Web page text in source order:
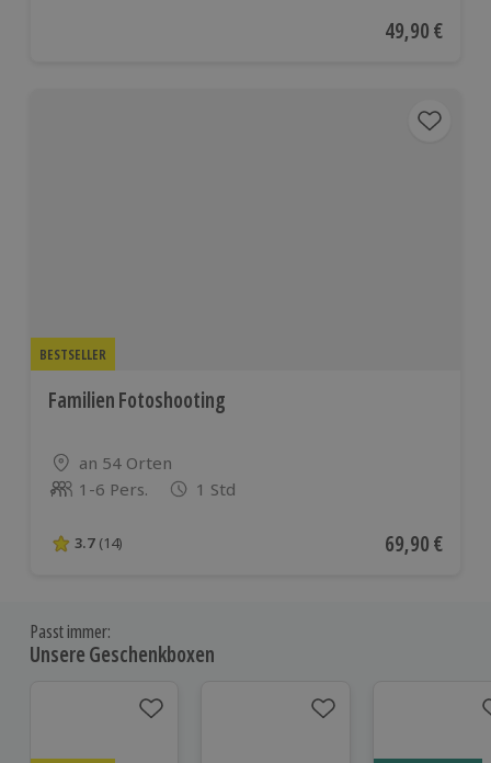
Aktueller
49,90 €
BESTSELLER
Familien Fotoshooting
Standort
an 54 Orten
Anzahl der Teilnehmer
1-6 Pers. 1 Std
3.7 von 5 Sternen basierend auf 14 Bewertungen
3.7 (14) Aktueller
69,90 €
Passt immer:
Unsere Geschenkboxen